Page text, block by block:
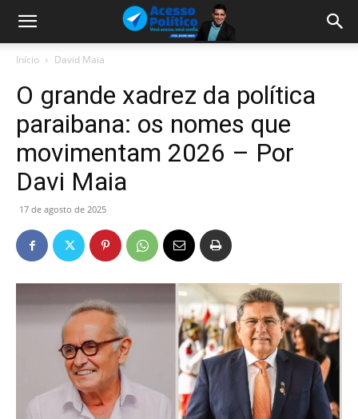
Início David Maia
O grande xadrez da política
paraibana: os nomes que
movimentam 2026 – Por
Davi Maia
17 de agosto de 2025